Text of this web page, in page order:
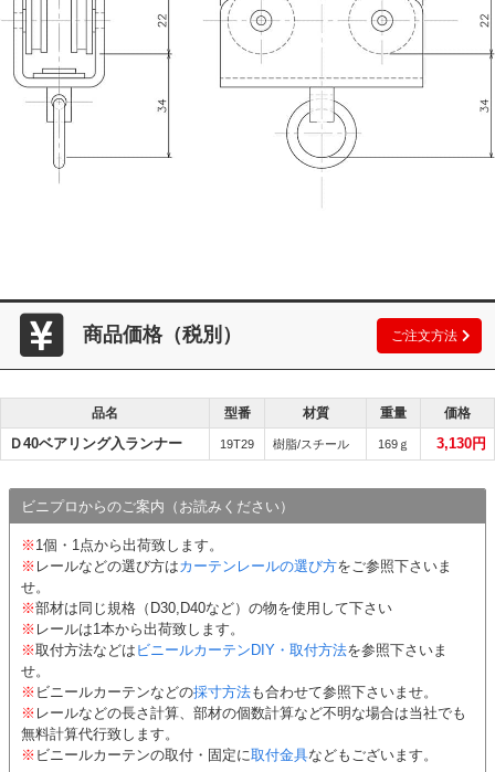
商品価格（税別） ご注文方法
品名 型番 材質 重量 価格
Ｄ40ベアリング入ランナー 19T29 樹脂/スチール 169ｇ 3,130円
ビニプロからのご案内（お読みください）
※ 1個・1点から出荷致します。
※ レールなどの選び方はカーテンレールの選び方をご参照下さいま
せ。
※部材は同じ規格（D30,D40など）の物を使用して下さい
※ レールは1本から出荷致します。
※取付方法などは ビニールカーテンDIY・取付方法を参照下さいま
せ。
※ ビニールカーテンなどの採寸方法も合わせて参照下さいませ。
※ レールなどの長さ計算、部材の個数計算など不明な場合は当社でも
無料計算代行致します。
※ ビニールカーテンの取付・固定に取付金具などもございます。